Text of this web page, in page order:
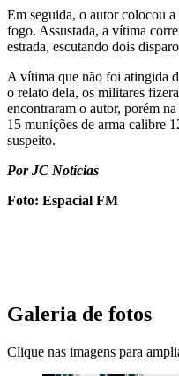
Em seguida, o autor colocou
fogo. Assustada, a vítima
estrada, escutando dois
A vítima que não foi atingida
o relato dela, os militares
encontraram o autor, porém
15 munições de arma calibre
suspeito.
Por JC Notícias
Foto: Espacial FM
Galeria de fotos
Clique nas imagens para